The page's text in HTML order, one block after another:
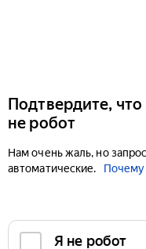
Подтвердите,
не робот
Нам очень жаль, но
автоматические.
Почему